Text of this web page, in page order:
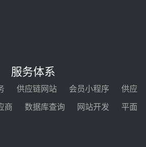
2026-2029年熔盐介质框架协议
中能建华中试研院中标重能新疆
100MW光热项目机组调试及性能
服务体系
供应链网站 会员小程序
供应
商 数据库查询 网站开发
平面